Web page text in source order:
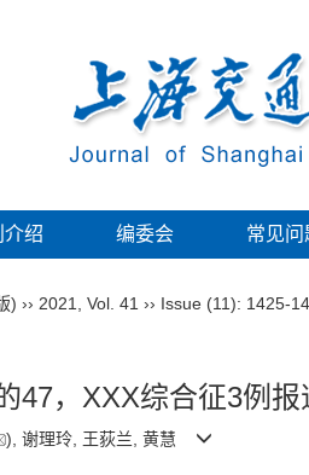
介绍 编委会 常见问
) ›› 2021 Vol. 41 ›› Issue (11): 1425-
47，XXX综合征3例报
), 谢理玲, 王荻兰, 黄慧